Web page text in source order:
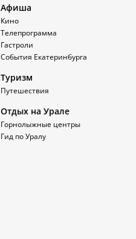
Афиша
Кино
Телепрограмма
Гастроли
События Екатеринбурга
Туризм
Путешествия
Отдых на Урале
Горнолыжные центры
Гид по Уралу